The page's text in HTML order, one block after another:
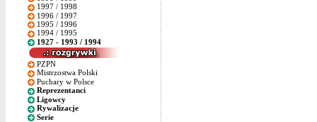
1997 / 1998
1996 / 1997
1995 / 1996
1994 / 1995
1927 - 1993 / 1994
PZPN
Mistrzostwa Polski
Puchary w Polsce
Reprezentanci
Ligowcy
Rywalizacje
Serie